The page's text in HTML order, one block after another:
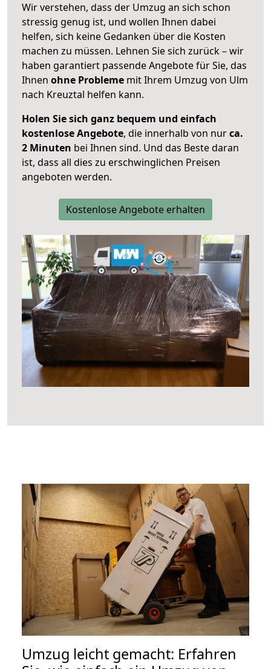
Wir verstehen, dass der Umzug an sich schon
stressig genug ist, und wollen Ihnen dabei
helfen, sich keine Gedanken über die Kosten
machen zu müssen. Lehnen Sie sich zurück – wir
haben garantiert passende Angebote für Sie, das
Ihnen ohne Probleme mit Ihrem Umzug von Ulm
nach Kreuztal helfen kann.
Holen Sie sich ganz bequem und einfach
kostenlose Angebote, die innerhalb von nurca.
2 Minuten bei Ihnen sind. Und das Beste daran
ist, dass all dies zu erschwinglichen Preisen
angeboten werden.
Kostenlose Angebote erhalten
Umzug leicht gemacht: Erfahren